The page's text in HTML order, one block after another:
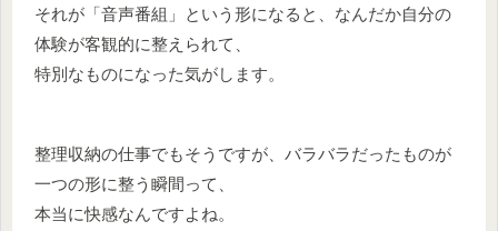
それが「音声番組」という形になると、なんだか自分の
体験が客観的に整えられて、
特別なものになった気がします。
整理収納の仕事でもそうですが、バラバラだったものが
一つの形に整う瞬間って、
本当に快感なんですよね。